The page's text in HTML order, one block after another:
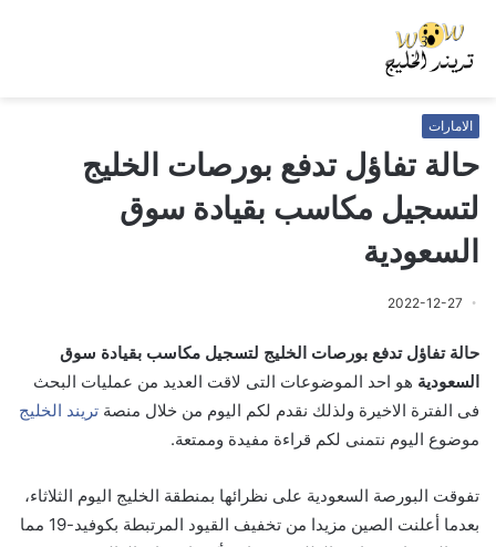
الامارات
حالة تفاؤل تدفع بورصات الخليج
لتسجيل مكاسب بقيادة سوق
السعودية
2022-12-27
حالة تفاؤل تدفع بورصات الخليج لتسجيل مكاسب بقيادة سوق
السعودية هو احد الموضوعات التى لاقت العديد من عمليات البحث
فى الفترة الاخيرة ولذلك نقدم لكم اليوم من خلال منصة تريند الخليج
موضوع اليوم نتمنى لكم قراءة مفيدة وممتعة.
تفوقت البورصة السعودية على نظرائها بمنطقة الخليج اليوم الثلاثاء،
بعدما أعلنت الصين مزيدا من تخفيف القيود المرتبطة بكوفيد-19 مما